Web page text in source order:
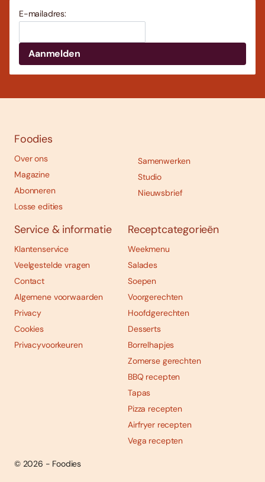
E-mailadres:
Foodies
Over ons
Magazine
Abonneren
Losse edities
Samenwerken
Studio
Nieuwsbrief
Service & informatie
Klantenservice
Veelgestelde vragen
Contact
Algemene voorwaarden
Privacy
Cookies
Privacyvoorkeuren
Receptcategorieën
Weekmenu
Salades
Soepen
Voorgerechten
Hoofdgerechten
Desserts
Borrelhapjes
Zomerse gerechten
BBQ recepten
Tapas
Pizza recepten
Airfryer recepten
Vega recepten
© 2026 - Foodies